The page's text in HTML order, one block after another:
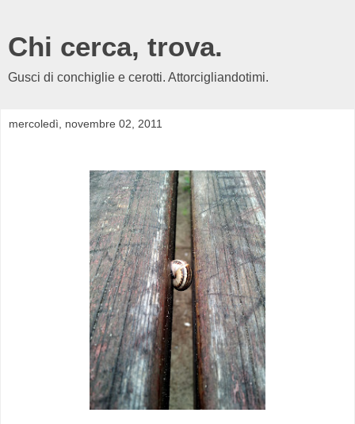
Chi cerca, trova.
Gusci di conchiglie e cerotti. Attorcigliandotimi.
mercoledì, novembre 02, 2011